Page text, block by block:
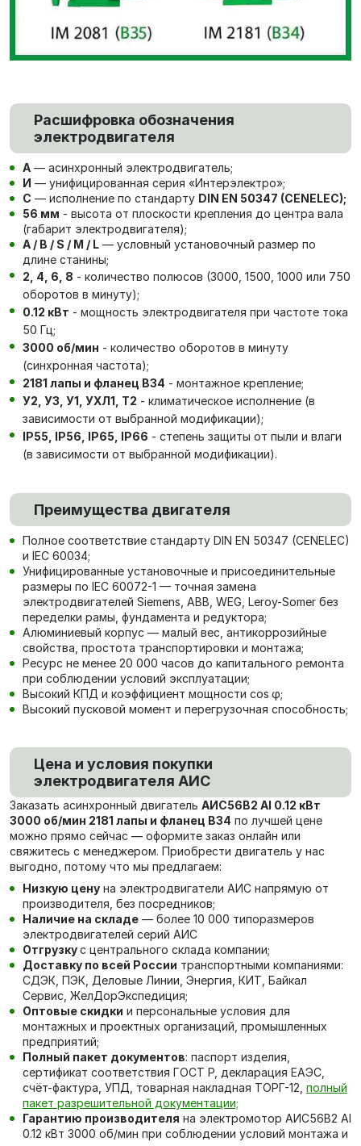
Расшифровка обозначения
электродвигателя
А — асинхронный электродвигатель;
И — унифицированная серия «Интерэлектро»;
С — исполнение по стандарту DIN EN 50347 (CENELEC);
56 мм - высота от плоскости крепления до центра вала
(габарит электродвигателя);
A / B / S / M / L — условный установочный размер по
длине станины;
2, 4, 6, 8 - количество полюсов (3000, 1500, 1000 или 750
оборотов в минуту);
0.12 кВт - мощность электродвигателя при частоте тока
50 Гц;
3000 об/мин - количество оборотов в минуту
(синхронная частота);
2181 лапы и фланец В34 - монтажное крепление;
У2, У3, У1, УХЛ1, Т2 - климатическое исполнение (в
зависимости от выбранной модификации);
IP55, IP56, IP65, IP66 - степень защиты от пыли и влаги
(в зависимости от выбранной модификации).
Преимущества двигателя
Полное соответствие стандарту DIN EN 50347 (CENELEC)
и IEC 60034;
Унифицированные установочные и присоединительные
размеры по IEC 60072-1 — точная замена
электродвигателей Siemens, ABB, WEG, Leroy-Somer без
переделки рамы, фундамента и редуктора;
Алюминиевый корпус — малый вес, антикоррозийные
свойства, простота транспортировки и монтажа;
Ресурс не менее 20 000 часов до капитального ремонта
при соблюдении условий эксплуатации;
Высокий КПД и коэффициент мощности cos φ;
Высокий пусковой момент и перегрузочная способность;
Цена и условия покупки
электродвигателя АИС
Заказать асинхронный двигатель АИС56В2 Al 0.12 кВт
3000 об/мин 2181 лапы и фланец В34 по лучшей цене
можно прямо сейчас — оформите заказ онлайн или
свяжитесь с менеджером. Приобрести двигатель у нас
выгодно, потому что мы предлагаем:
Низкую цену на электродвигатели АИС напрямую от
производителя, без посредников;
Наличие на складе — более 10 000 типоразмеров
электродвигателей серий АИС
Отгрузкус центрального склада компании;
Доставку по всей России транспортными компаниями:
СДЭК, ПЭК, Деловые Линии, Энергия, КИТ, Байкал
Сервис, ЖелДорЭкспедиция;
Оптовые скидки и персональные условия для
монтажных и проектных организаций, промышленных
предприятий;
Полный пакет документов: паспорт изделия,
сертификат соответствия ГОСТ Р, декларация ЕАЭС,
счёт-фактура, УПД, товарная накладная ТОРГ-12, полный
пакет разрешительной документации;
Гарантию производителя на электромотор АИС56В2 Al
0.12 кВт 3000 об/мин при соблюдении условий монтажа и